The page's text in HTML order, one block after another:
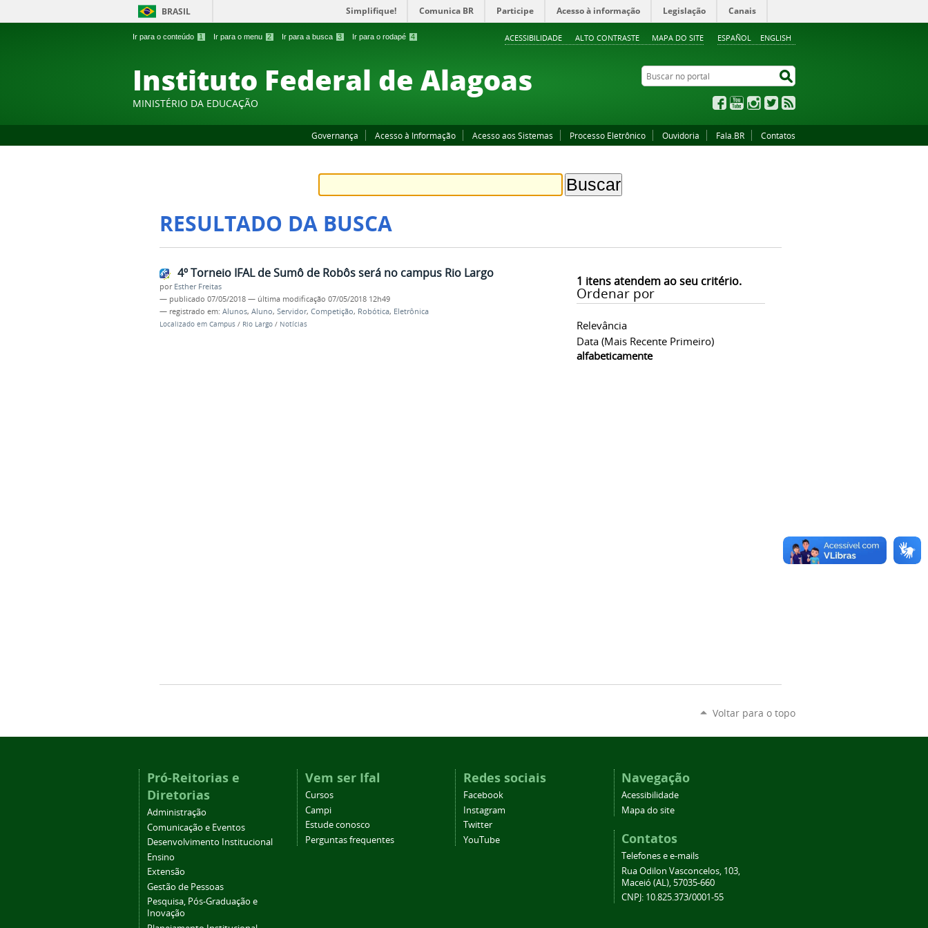
Ir para o conteúdo 1 Ir para o menu 2 Ir para a busca 3 Ir para o rodapé 4 ESPAÑOL ENGLISH
ACESSIBILIDADE ALTO CONTRASTE MAPA DO SITE
BRASIL Simplifique! Comunica BR Participe Acesso à informação Legislação Canais
Instituto Federal de Alagoas
MINISTÉRIO DA EDUCAÇÃO
Buscar no portal
FacebookYouTubeInstagram
Twitter
Governança Acesso à Informação Acesso aos Sistemas Processo Eletrônico Ouvidoria Fala.BR Contatos
RESULTADO DA BUSCA
1 itens atendem ao seu critério.
Ordenar por
Relevância
Data (mais Recente Primeiro)
alfabeticamente
4º Torneio IFAL de Sumô de Robôs será no campus Rio Largo
por Esther Freitas
— publicado 07/05/2018 — última modificação 07/05/2018 12h49
— registrado em: Alunos, Aluno, Servidor, Competição, Robótica, Eletrônica
Localizado em Campus / Rio Largo / Notícias
Voltar para o topo
Pró-Reitorias e
Diretorias
Administração
Comunicação e Eventos
Desenvolvimento Institucional
Ensino
Extensão
Gestão de Pessoas
Pesquisa, Pós-Graduação e
Inovação
Vem ser Ifal
Cursos
Campi
Estude conosco
Perguntas frequentes
Redes sociais
Facebook
Instagram
Twitter
YouTube
Navegação
Acessibilidade
Mapa do site
Contatos
Telefones e e-mails
Rua Odilon Vasconcelos, 103,
Maceió (AL), 57035-660
CNPJ: 10.825.373/0001-55